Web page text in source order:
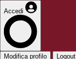
Accedi
Modifica profilo Logout